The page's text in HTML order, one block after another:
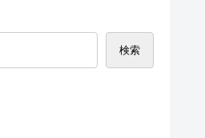
検索